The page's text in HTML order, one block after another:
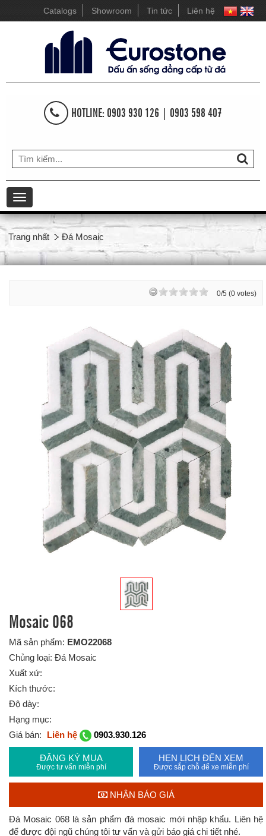
Catalogs Showroom Tin tức Liên hệ
HOTLINE: 0903 930 126 | 0903 598 407
Toggle
navigation
Trang nhất Đá Mosaic
0/5 (0 votes)
Mosaic 068
Mã sản phẩm: EMO22068
Chủng loại: Đá Mosaic
Xuất xứ:
Kích thước:
Độ dày:
Hạng mục:
Giá bán:
Liên hệ 0903.930.126
ĐĂNG KÝ MUA
Được tư vấn miễn phí
HẸN LỊCH ĐẾN XEM
Được sắp chỗ để xe miễn phí
NHẬN BÁO GIÁ
Đá Mosaic 068 là sản phẩm đá mosaic mới nhập khẩu. Liên hệ
để được đội ngũ chúng tôi tư vấn và gửi báo giá chi tiết nhé.